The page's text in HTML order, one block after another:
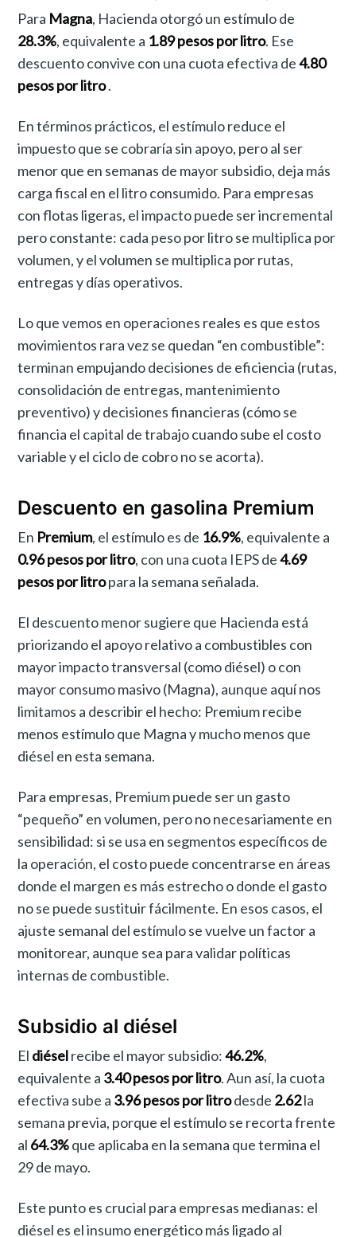
Para Magna, Hacienda otorgó un estímulo de
28.3%, equivalente a 1.89 pesos por litro. Ese
descuento convive con una cuota efectiva de4.80
pesos por litro.
En términos prácticos, el estímulo reduce el
impuesto que se cobraría sin apoyo, pero al ser
menor que en semanas de mayor subsidio, deja más
carga fiscal en el litro consumido. Para empresas
con flotas ligeras, el impacto puede ser incremental
pero constante: cada peso por litro se multiplica por
volumen, y el volumen se multiplica por rutas,
entregas y días operativos.
Lo que vemos en operaciones reales es que estos
movimientos rara vez se quedan “en combustible”:
terminan empujando decisiones de eficiencia (rutas,
consolidación de entregas, mantenimiento
preventivo) y decisiones financieras (cómo se
financia el capital de trabajo cuando sube el costo
variable y el ciclo de cobro no se acorta).
Descuento en gasolina Premium
En Premium, el estímulo es de 16.9%, equivalente a
0.96 pesos por litro, con una cuota IEPS de4.69
pesos por litropara la semana señalada.
El descuento menor sugiere que Hacienda está
priorizando el apoyo relativo a combustibles con
mayor impacto transversal (como diésel) o con
mayor consumo masivo (Magna), aunque aquí nos
limitamos a describir el hecho: Premium recibe
menos estímulo que Magna y mucho menos que
diésel en esta semana.
Para empresas, Premium puede ser un gasto
“pequeño” en volumen, pero no necesariamente en
sensibilidad: si se usa en segmentos específicos de
la operación, el costo puede concentrarse en áreas
donde el margen es más estrecho o donde el gasto
no se puede sustituir fácilmente. En esos casos, el
ajuste semanal del estímulo se vuelve un factor a
monitorear, aunque sea para validar políticas
internas de combustible.
Subsidio al diésel
El diéselrecibe el mayor subsidio:46.2%,
equivalente a 3.40 pesos por litro. Aun así, la cuota
efectiva sube a 3.96 pesos por litrodesde 2.62la
semana previa, porque el estímulo se recorta frente
al 64.3%que aplicaba en la semana que termina el
29 de mayo.
Este punto es crucial para empresas medianas: el
diésel es el insumo energético más ligado al